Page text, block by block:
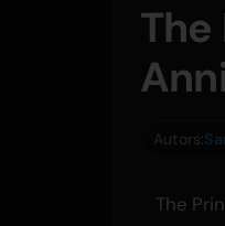
Autors:
The